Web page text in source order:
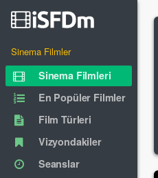
Sinema Filmler
Sinema Filmleri
En Popüler Filmler
Film Türleri
Vizyondakiler
Seanslar